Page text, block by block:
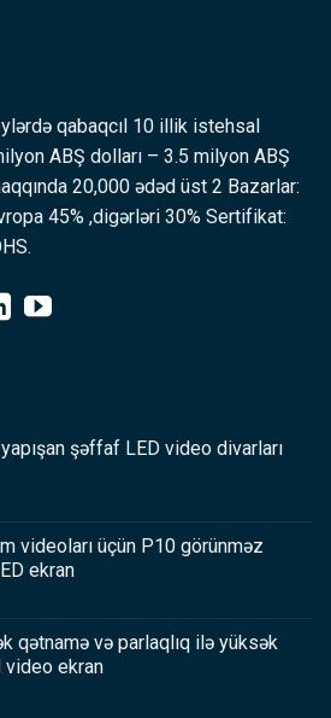
qabaqcıl 10 illik istehsal
ABŞ dolları – 3.5 milyon ABŞ
20,000 ədəd üst 2 Bazarlar:
45% ,digərləri 30% Sertifikat:
şəffaf LED video divarları
videoları üçün P10 görünməz
ekran
qətnamə və parlaqlıq ilə yüksək
video ekran